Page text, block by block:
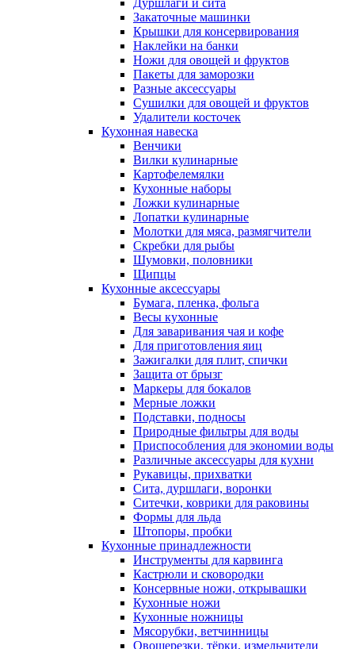
Дуршлаги и сита
Закаточные машинки
Крышки для консервирования
Наклейки на банки
Ножи для овощей и фруктов
Пакеты для заморозки
Разные аксессуары
Сушилки для овощей и фруктов
Удалители косточек
Кухонная навеска
Венчики
Вилки кулинарные
Картофелемялки
Кухонные наборы
Ложки кулинарные
Лопатки кулинарные
Молотки для мяса, размягчители
Скребки для рыбы
Шумовки, половники
Щипцы
Кухонные аксессуары
Бумага, пленка, фольга
Весы кухонные
Для заваривания чая и кофе
Для приготовления яиц
Зажигалки для плит, спички
Защита от брызг
Маркеры для бокалов
Мерные ложки
Подставки, подносы
Природные фильтры для воды
Приспособления для экономии воды
Различные аксессуары для кухни
Рукавицы, прихватки
Сита, дуршлаги, воронки
Ситечки, коврики для раковины
Формы для льда
Штопоры, пробки
Кухонные принадлежности
Инструменты для карвинга
Кастрюли и сковородки
Консервные ножи, открывашки
Кухонные ножи
Кухонные ножницы
Мясорубки, ветчинницы
Овощерезки, тёрки, измельчители